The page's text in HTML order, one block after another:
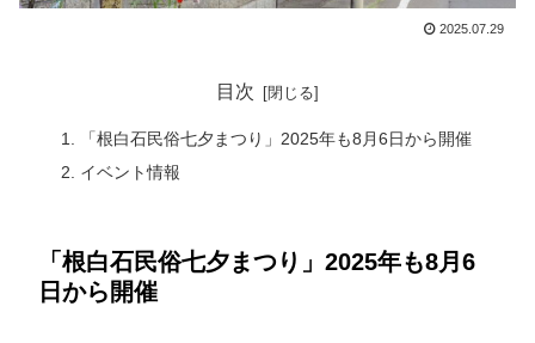
2025.07.29
目次
「根白石民俗七夕まつり」2025年も8月6日から開催
イベント情報
「根白石民俗七夕まつり」2025年も8月6
日から開催